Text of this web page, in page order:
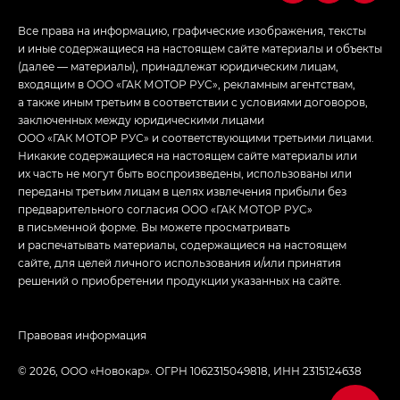
Все права на информацию, графические изображения, тексты
и иные содержащиеся на настоящем сайте материалы и объекты
(далее — материалы), принадлежат юридическим лицам,
входящим в ООО «ГАК МОТОР РУС», рекламным агентствам,
а также иным третьим в соответствии с условиями договоров,
заключенных между юридическими лицами
ООО «ГАК МОТОР РУС» и соответствующими третьими лицами.
Никакие содержащиеся на настоящем сайте материалы или
их часть не могут быть воспроизведены, использованы или
переданы третьим лицам в целях извлечения прибыли без
предварительного согласия ООО «ГАК МОТОР РУС»
в письменной форме. Вы можете просматривать
и распечатывать материалы, содержащиеся на настоящем
сайте, для целей личного использования и/или принятия
решений о приобретении продукции указанных на сайте.
© 2026, ООО «Новокар». ОГРН 1062315049818, ИНН 2315124638
Правовая информация